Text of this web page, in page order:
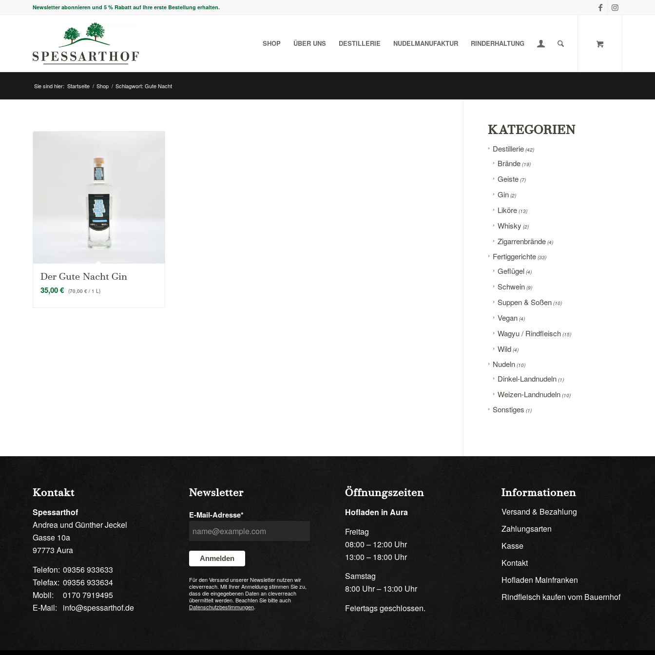
Newsletter abonnieren und 5 % Rabatt auf Ihre erste Bestellung erhalten.
SHOP ÜBER UNS DESTILLERIE NUDELMANUFAKTUR RINDERHALTUNG
Sie sind hier: Startseite / Shop / Schlagwort: Gute Nacht
Der Gute Nacht Gin
35,00€ (70,00 € / 1 L)
KATEGORIEN
Destillerie (42)
Brände (19)
Geiste (7)
Gin (2)
Liköre (13)
Whisky (2)
Zigarrenbrände (4)
Fertiggerichte (33)
Geflügel (4)
Schwein (9)
Suppen & Soßen (10)
Vegan (4)
Wagyu / Rindfleisch (15)
Wild (4)
Nudeln (10)
Dinkel-Landnudeln (1)
Weizen-Landnudeln (10)
Sonstiges (1)
Kontakt
Spessarthof
Andrea und Günther Jeckel
Gasse 10a
97773 Aura
Telefon: 09356 933633
Telefax: 09356 933634
Mobil:
0170 7919495
E-Mail:
info@spessarthof.de
Newsletter
E-Mail-Adresse*
Anmelden
Für den Versand unserer Newsletter nutzen wir
cleverreach. Mit Ihrer Anmeldung stimmen Sie zu,
dass die eingegebenen Daten an cleverreach
übermittelt werden. Beachten Sie bitte auch
Datenschutzbestimmungen.
Öffnungszeiten
Hofladen in Aura
Freitag
08:00 – 12:00 Uhr
13:00 – 18:00 Uhr
Samstag
8:00 Uhr – 13:00 Uhr
Feiertags geschlossen.
Informationen
Versand & Bezahlung
Zahlungsarten
Kasse
Kontakt
Hofladen Mainfranken
Rindfleisch kaufen vom Bauernhof